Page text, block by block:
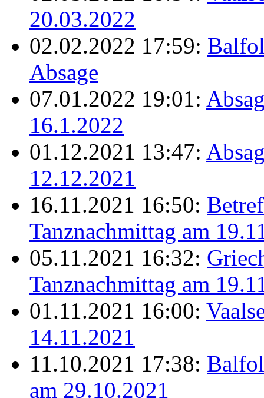
20.03.2022
02.02.2022 17:59:
Absage
07.01.2022 19:01:
16.1.2022
01.12.2021 13:47:
12.12.2021
16.11.2021 16:50:
Tanznachmittag am
05.11.2021 16:32:
Tanznachmittag am
01.11.2021 16:00:
14.11.2021
11.10.2021 17:38:
am 29.10.2021